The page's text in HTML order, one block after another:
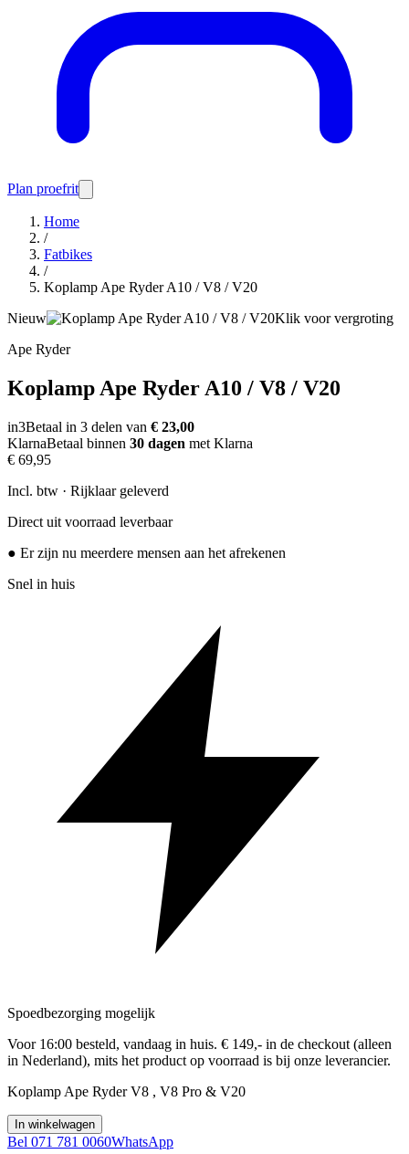
Plan proefrit
Home
/
Fatbikes
/
Koplamp Ape Ryder A10 / V8 / V20
Nieuw
Klik voor vergroting
Ape Ryder
Koplamp Ape Ryder A10 / V8 / V20
in3Betaal in 3 delen van € 23,00
KlarnaBetaal binnen 30 dagen met Klarna
€ 69,95
Incl. btw · Rijklaar geleverd
Direct uit voorraad leverbaar
● Er zijn nu meerdere mensen aan het afrekenen
Snel in huis
Spoedbezorging mogelijk
Voor 16:00 besteld, vandaag in huis. € 149,- in de checkout (alleen
in Nederland), mits het product op voorraad is bij onze leverancier.
Koplamp Ape Ryder V8 , V8 Pro & V20
In winkelwagen
Bel 071 781 0060WhatsApp